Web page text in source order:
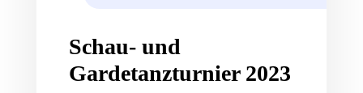
Schau- und
Gardetanzturnier 2023